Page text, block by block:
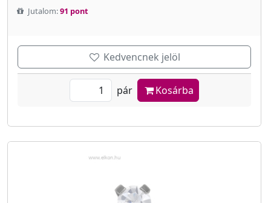
Jutalom:91 pont
Kedvencnek jelöl
pár Kosárba